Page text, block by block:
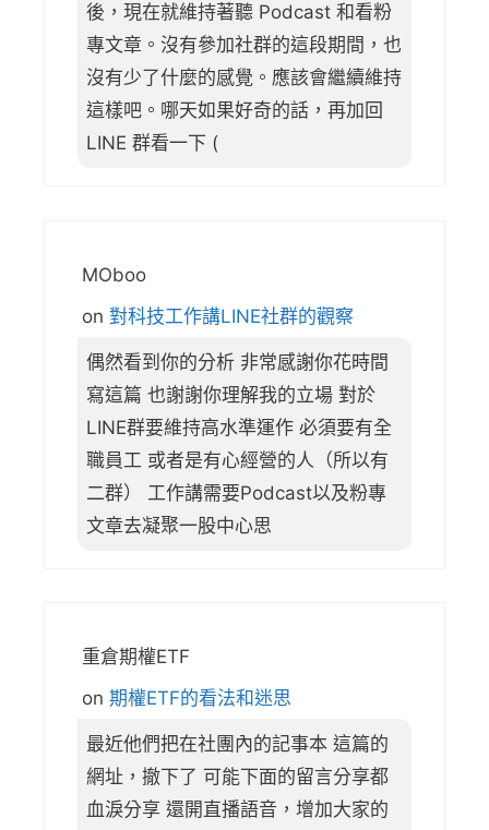
後，現在就維持著聽 Podcast 和看粉
專文章。沒有參加社群的這段期間，也
沒有少了什麼的感覺。應該會繼續維持
這樣吧。哪天如果好奇的話，再加回
LINE 群看一下 (
MOboo
on 對科技工作講LINE社群的觀察
偶然看到你的分析 非常感謝你花時間
寫這篇 也謝謝你理解我的立場 對於
LINE群要維持高水準運作 必須要有全
職員工 或者是有心經營的人（所以有
二群） 工作講需要Podcast以及粉專
文章去凝聚一股中心思
重倉期權ETF
on 期權ETF的看法和迷思
最近他們把在社團內的記事本 這篇的
網址，撤下了 可能下面的留言分享都
血淚分享 還開直播語音，增加大家的